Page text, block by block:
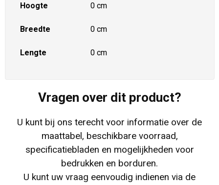
Hoogte 0 cm
Breedte 0 cm
Lengte 0 cm
Vragen over dit product?
U kunt bij ons terecht voor informatie over de
maattabel, beschikbare voorraad,
specificatiebladen en mogelijkheden voor
bedrukken en borduren.
U kunt uw vraag eenvoudig indienen via de